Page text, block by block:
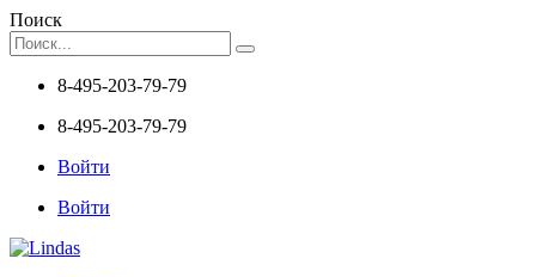
Поиск
8-495-203-79-79
8-495-203-79-79
Войти
Войти